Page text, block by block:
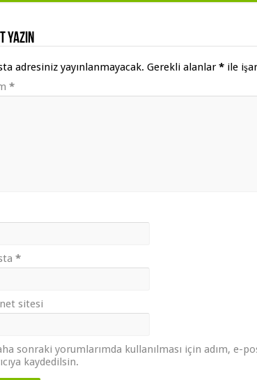
yazın
adresiniz yayınlanmayacak. Gerekli alanlar*ile
*
*
sitesi
sonraki yorumlarımda kullanılması için adım, e-
kaydedilsin.